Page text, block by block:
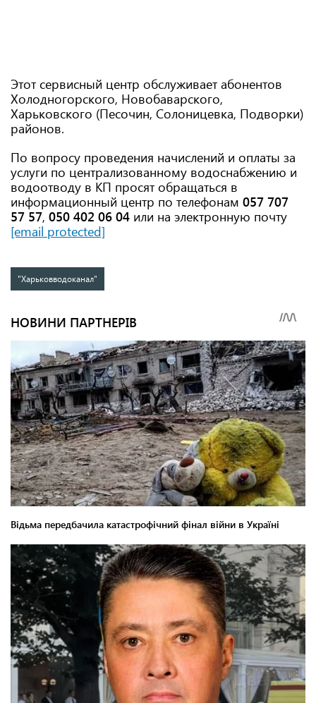
Этот сервисный центр обслуживает абонентов
Холодногорского, Новобаварского,
Харьковского (Песочин, Солоницевка, Подворки)
районов.
По вопросу проведения начислений и оплаты за
услуги по централизованному водоснабжению и
водоотводу в КП просят обращаться в
информационный центр по телефонам 057 707
57 57, 050 402 06 04 или на электронную почту​​​​​​​
[email protected]
"Харьковводоканал"